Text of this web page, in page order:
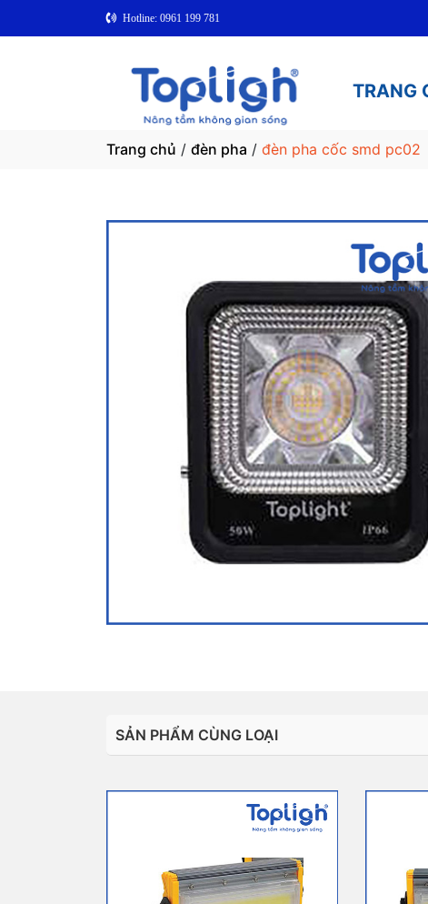
Hotline: 0961 199 781
TRANG
Trang chủ / đèn pha / đèn pha cốc smd pc02
SẢN PHẨM CÙNG LOẠI